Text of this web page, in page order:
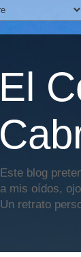
El
Este blog
a mis oídos,
Un retrato